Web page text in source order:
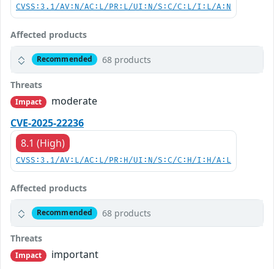
CVSS:3.1/AV:N/AC:L/PR:L/UI:N/S:C/C:L/I:L/A:N
Affected products
Recommended 68 products
Threats
Impact
moderate
CVE-2025-22236
8.1 (High)
CVSS:3.1/AV:L/AC:L/PR:H/UI:N/S:C/C:H/I:H/A:L
Affected products
Recommended 68 products
Threats
Impact important